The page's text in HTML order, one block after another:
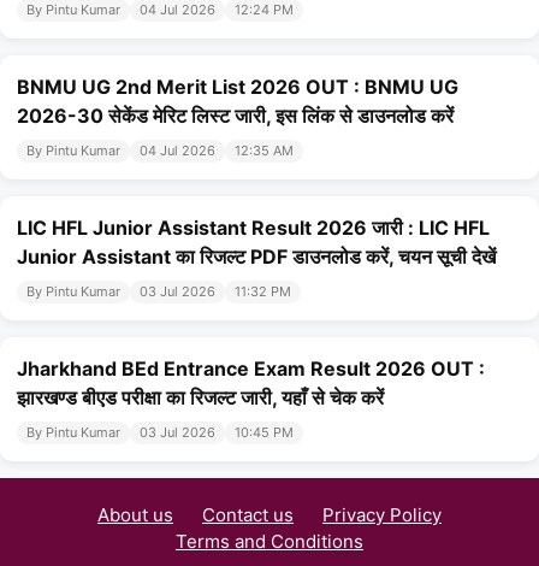
By Pintu Kumar 04 Jul 2026 12:24 PM
BNMU UG 2nd Merit List 2026 OUT : BNMU UG
2026-30 सेकेंड मेरिट लिस्ट जारी, इस लिंक से डाउनलोड करें
By Pintu Kumar 04 Jul 2026 12:35 AM
LIC HFL Junior Assistant Result 2026 जारी : LIC HFL
Junior Assistant का रिजल्ट PDF डाउनलोड करें, चयन सूची देखें
By Pintu Kumar 03 Jul 2026 11:32 PM
Jharkhand BEd Entrance Exam Result 2026 OUT :
झारखण्ड बीएड परीक्षा का रिजल्ट जारी, यहाँ से चेक करें
By Pintu Kumar 03 Jul 2026 10:45 PM
About us Contact us
Privacy Policy
Terms and Conditions